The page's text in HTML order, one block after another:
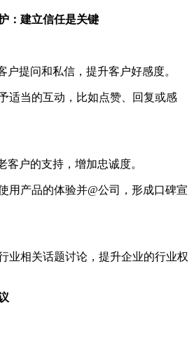
：建立信任是关键
提问和私信，提升客户好感度。
当的互动，比如点赞、回复或感
户的支持，增加忠诚度。
产品的体验并@公司，形成口碑宣
相关话题讨论，提升企业的行业权